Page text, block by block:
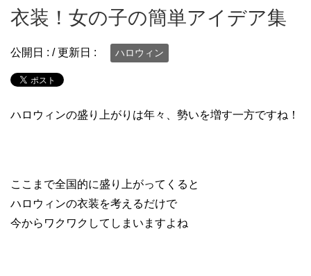
衣装！女の子の簡単アイデア集
公開日 : / 更新日 : ハロウィン
ハロウィンの盛り上がりは年々、勢いを増す一方ですね！
ここまで全国的に盛り上がってくると
ハロウィンの衣装を考えるだけで
今からワクワクしてしまいますよね